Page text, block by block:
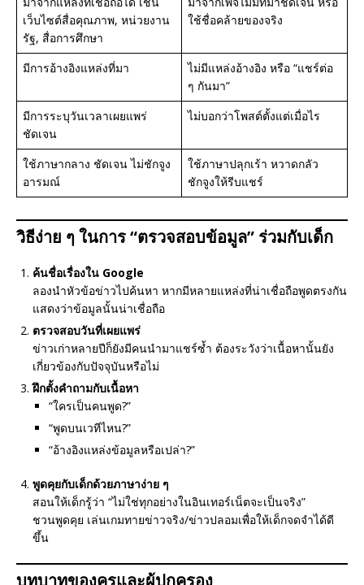
เว็บไซต์สื่อคุณภาพ, หน่วยงาน
รัฐ, สื่อการศึกษา
ใช้ชื่อคล้ายของจริง
มีการอ้างอิงแหล่งที่มา
ไม่มีแหล่งอ้างอิง หรือ “แชร์ต่อ
ๆ กันมา”
มีการระบุวันเวลาเผยแพร่
ชัดเจน
ไม่บอกว่าโพสต์ตั้งแต่เมื่อไร
ใช้ภาษากลาง ชัดเจน ไม่ชักจูง
อารมณ์
ใช้ภาษาปลุกเร้า หวาดกลัว
ชักจูงให้รีบแชร์
วิธีง่าย ๆ ในการ “ตรวจสอบข้อมูล” ร่วมกับเด็ก
ค้นชื่อเรื่องใน Google
ลองนำหัวข้อข่าวไปค้นหา หากมีหลายแหล่งที่น่าเชื่อถือพูดตรงกัน
แสดงว่าข้อมูลนั้นน่าเชื่อถือ
ตรวจสอบวันที่เผยแพร่
ข่าวเก่าหลายปีก็ยังมีคนนำมาแชร์ซ้ำ ต้องระวังว่าเนื้อหานั้นยัง
เกี่ยวข้องกับปัจจุบันหรือไม่
ฝึกตั้งคำถามกับเนื้อหา
“ใครเป็นคนพูด?”
“พูดบนเวทีไหน?”
“อ้างอิงแหล่งข้อมูลหรือเปล่า?”
พูดคุยกับเด็กด้วยภาษาง่าย ๆ
สอนให้เด็กรู้ว่า “ไม่ใช่ทุกอย่างในอินเทอร์เน็ตจะเป็นจริง”
ชวนพูดคุย เล่นเกมทายข่าวจริง/ข่าวปลอมเพื่อให้เด็กจดจำได้ดี
ขึ้น
บทบาทของครูและผู้ปกครอง